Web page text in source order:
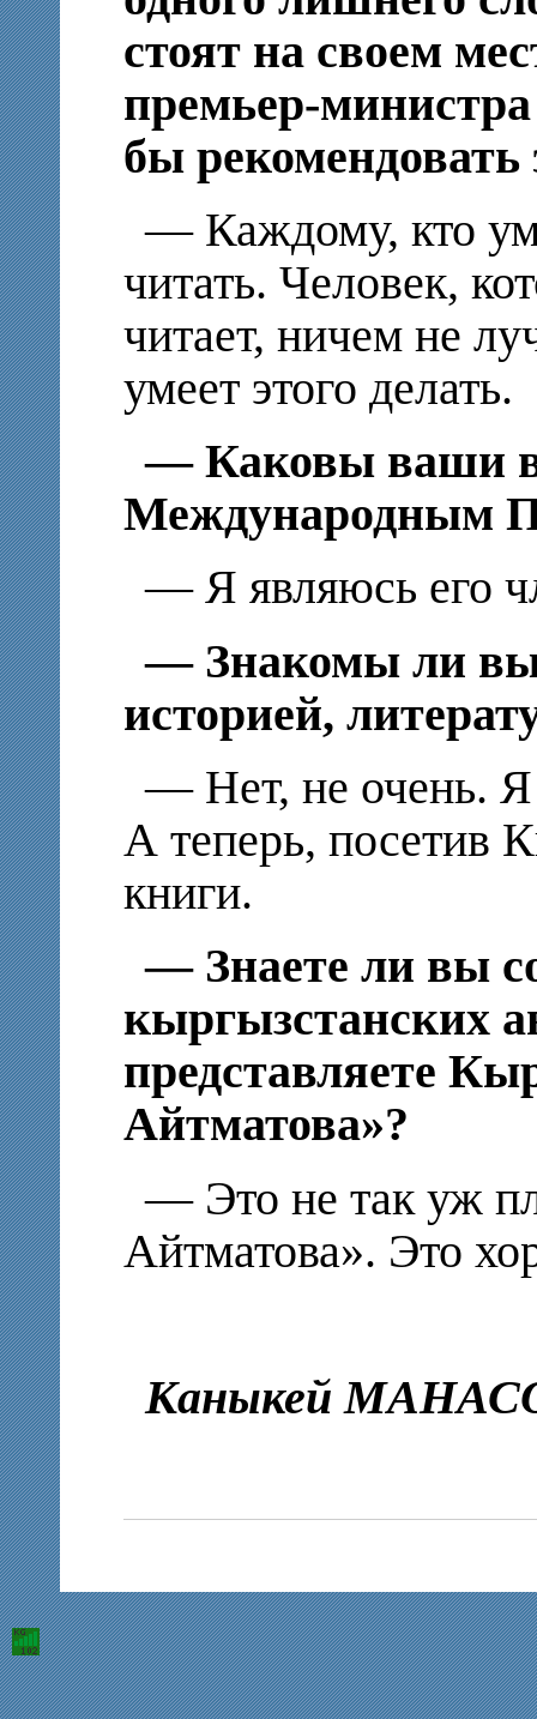
стоят на своем
премьер-
бы рекомендовать
— Каждому, кто
читать. Человек,
читает, ничем не
умеет этого делать.
— Каковы ваши
Международным
— Я являюсь его
— Знакомы ли вы
историей,
— Нет, не очень.
А теперь, посетив
книги.
— Знаете ли вы
кыргызстанских
представляете
Айтматова»?
— Это не так уж
Айтматова». Это
Каныкей